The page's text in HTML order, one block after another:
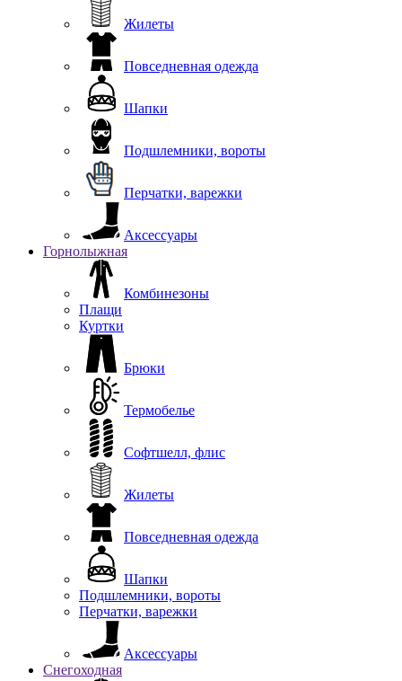
Жилеты
Повседневная одежда
Шапки
Подшлемники, вороты
Перчатки, варежки
Аксессуары
Горнолыжная
Комбинезоны
Плащи
Куртки
Брюки
Термобелье
Софтшелл, флис
Жилеты
Повседневная одежда
Шапки
Подшлемники, вороты
Перчатки, варежки
Аксессуары
Снегоходная